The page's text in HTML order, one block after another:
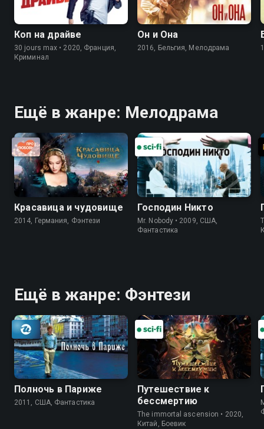
Коп на драйве
30 jours max • 2020, Франция,
Криминал
Он и Она
2016, Бельгия, Мелодрама
Ещё в жанре: Мелодрама
Красавица и чудовище
2014, Германия, Фэнтези
Господин Никто
Mr. Nobody • 2009, США,
Фантастика
Ещё в жанре: Фэнтези
Полночь в Париже
2011, США, Фантастика
Путешествие к
бессмертию
The immortal ascension • 2020,
Китай, Боевик